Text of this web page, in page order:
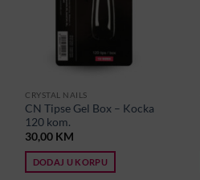
CRYSTAL NAILS
CN Tipse Gel Box – Kocka
120 kom.
30,00 KM
DODAJ U KORPU